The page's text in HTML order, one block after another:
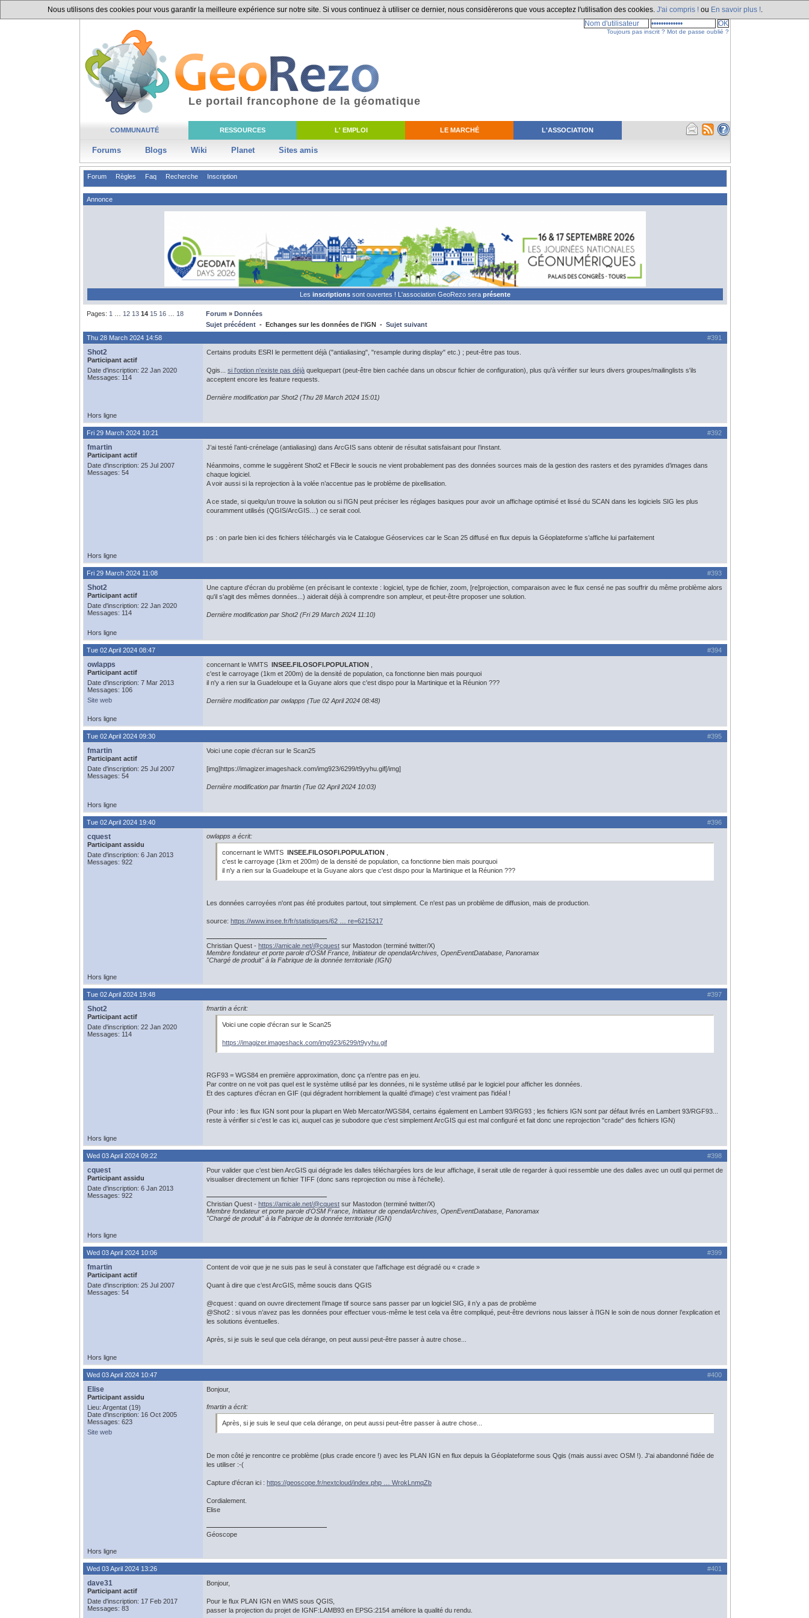
Nous utilisons des cookies pour vous garantir la meilleure expérience sur notre site. Si vous continuez à utiliser ce dernier, nous considèrerons que vous acceptez l'utilisation des cookies. J'ai compris ! ou En savoir plus !
COMMUNAUTÉ RESSOURCES L' EMPLOI LE MARCHÉ L'ASSOCIATION
Forums Blogs Wiki Planet Sites amis
Le portail francophone de la géomatique
Toujours pas inscrit ? Mot de passe oublié ?
Forum Règles Faq Recherche Inscription
Annonce
Les inscriptions sont ouvertes ! L'association GeoRezo sera présente
Pages: 1 12 13 14 15 16 18 Forum » Données
Sujet précédent - Echanges sur les données de l'IGN - Sujet suivant
#391
Thu 28 March 2024 14:58
Shot2
Participant actif
Date d'inscription: 22 Jan 2020
Messages: 114
Certains produits ESRI le permettent déjà ("antialiasing", "resample during display" etc.) ; peut-être pas tous.
Qgis... si l'option n'existe pas déjà quelquepart (peut-être bien cachée dans un obscur fichier de configuration), plus qu'à vérifier sur leurs divers groupes/mailinglists s'ils
acceptent encore les feature requests.
Dernière modification par Shot2 (Thu 28 March 2024 15:01)
Hors ligne
#392
Fri 29 March 2024 10:21
fmartin
Participant actif
Date d'inscription: 25 Jul 2007
Messages: 54
J’ai testé l’anti-crénelage (antialiasing) dans ArcGIS sans obtenir de résultat satisfaisant pour l’instant.
Néanmoins, comme le suggèrent Shot2 et FBecir le soucis ne vient probablement pas des données sources mais de la gestion des rasters et des pyramides d’images dans
chaque logiciel.
A voir aussi si la reprojection à la volée n’accentue pas le problème de pixellisation.
A ce stade, si quelqu’un trouve la solution ou si l’IGN peut préciser les réglages basiques pour avoir un affichage optimisé et lissé du SCAN dans les logiciels SIG les plus
couramment utilisés (QGIS/ArcGIS…) ce serait cool.
ps : on parle bien ici des fichiers téléchargés via le Catalogue Géoservices car le Scan 25 diffusé en flux depuis la Géoplateforme s’affiche lui parfaitement
Hors ligne
#393
Fri 29 March 2024 11:08
Shot2
Participant actif
Date d'inscription: 22 Jan 2020
Messages: 114
Une capture d'écran du problème (en précisant le contexte : logiciel, type de fichier, zoom, [re]projection, comparaison avec le flux censé ne pas souffrir du même problème alors
qu'il s'agit des mêmes données...) aiderait déjà à comprendre son ampleur, et peut-être proposer une solution.
Dernière modification par Shot2 (Fri 29 March 2024 11:10)
Hors ligne
#394
Tue 02 April 2024 08:47
owlapps
Participant actif
Date d'inscription: 7 Mar 2013
Messages: 106
Site web
concernant le WMTS INSEE.FILOSOFI.POPULATION
c'est le carroyage (1km et 200m) de la densité de population, ca fonctionne bien mais pourquoi
il n'y a rien sur la Guadeloupe et la Guyane alors que c'est dispo pour la Martinique et la Réunion ???
Dernière modification par owlapps (Tue 02 April 2024 08:48)
Hors ligne
#395
Tue 02 April 2024 09:30
fmartin
Participant actif
Date d'inscription: 25 Jul 2007
Messages: 54
Voici une copie d‘écran sur le Scan25
[img]https://imagizer.imageshack.com/img923/6299/t9yyhu.gif[/img]
Dernière modification par fmartin (Tue 02 April 2024 10:03)
Hors ligne
#396
Tue 02 April 2024 19:40
cquest
Participant assidu
Date d'inscription: 6 Jan 2013
Messages: 922
owlapps a écrit:
concernant le WMTS INSEE.FILOSOFI.POPULATION
c'est le carroyage (1km et 200m) de la densité de population, ca fonctionne bien mais pourquoi
il n'y a rien sur la Guadeloupe et la Guyane alors que c'est dispo pour la Martinique et la Réunion ???
Les données carroyées n'ont pas été produites partout, tout simplement. Ce n'est pas un problème de diffusion, mais de production.
source: https://www.insee.fr/fr/statistiques/62 … re=6215217
Christian Quest - https://amicale.net/@cquest sur Mastodon (terminé twitter/X)
Membre fondateur et porte parole d'OSM France, Initiateur de opendatArchives, OpenEventDatabase, Panoramax
"Chargé de produit" à la Fabrique de la donnée territoriale (IGN)
Hors ligne
#397
Tue 02 April 2024 19:48
Shot2
Participant actif
Date d'inscription: 22 Jan 2020
Messages: 114
fmartin a écrit:
Voici une copie d‘écran sur le Scan25
https://imagizer.imageshack.com/img923/6299/t9yyhu.gif
RGF93 = WGS84 en première approximation, donc ça n'entre pas en jeu.
Par contre on ne voit pas quel est le système utilisé par les données, ni le système utilisé par le logiciel pour afficher les données.
Et des captures d'écran en GIF (qui dégradent horriblement la qualité d'image) c'est vraiment pas l'idéal !
(Pour info : les flux IGN sont pour la plupart en Web Mercator/WGS84, certains également en Lambert 93/RG93 ; les fichiers IGN sont par défaut livrés en Lambert 93/RGF93...
reste à vérifier si c'est le cas ici, auquel cas je subodore que c'est simplement ArcGIS qui est mal configuré et fait donc une reprojection "crade" des fichiers IGN)
Hors ligne
#398
Wed 03 April 2024 09:22
cquest
Participant assidu
Date d'inscription: 6 Jan 2013
Messages: 922
Pour valider que c'est bien ArcGIS qui dégrade les dalles téléchargées lors de leur affichage, il serait utile de regarder à quoi ressemble une des dalles avec un outil qui permet de
visualiser directement un fichier TIFF (donc sans reprojection ou mise à l'échelle).
Christian Quest - https://amicale.net/@cquest sur Mastodon (terminé twitter/X)
Membre fondateur et porte parole d'OSM France, Initiateur de opendatArchives, OpenEventDatabase, Panoramax
"Chargé de produit" à la Fabrique de la donnée territoriale (IGN)
Hors ligne
#399
Wed 03 April 2024 10:06
fmartin
Participant actif
Date d'inscription: 25 Jul 2007
Messages: 54
Content de voir que je ne suis pas le seul à constater que l’affichage est dégradé ou « crade »
Quant à dire que c’est ArcGIS, même soucis dans QGIS
@cquest : quand on ouvre directement l’image tif source sans passer par un logiciel SIG, il n’y a pas de problème
@Shot2 : si vous n’avez pas les données pour effectuer vous-même le test cela va être compliqué, peut-être devrions nous laisser à l’IGN le soin de nous donner l’explication et
les solutions éventuelles.
Après, si je suis le seul que cela dérange, on peut aussi peut-être passer à autre chose...
Hors ligne
#400
Wed 03 April 2024 10:47
Elise
Participant assidu
Lieu: Argentat (19)
Date d'inscription: 16 Oct 2005
Messages: 623
Site web
Bonjour,
fmartin a écrit:
Après, si je suis le seul que cela dérange, on peut aussi peut-être passer à autre chose...
De mon côté je rencontre ce problème (plus crade encore !) avec les PLAN IGN en flux depuis la Géoplateforme sous Qgis (mais aussi avec OSM !). J'ai abandonné l'idée de
les utiliser :-(
Capture d'écran ici : https://geoscope.fr/nextcloud/index.php … WrokLnmqZb
Cordialement.
Elise
Géoscope
Hors ligne
#401
Wed 03 April 2024 13:26
dave31
Participant actif
Date d'inscription: 17 Feb 2017
Messages: 83
Bonjour,
Pour le flux PLAN IGN en WMS sous QGIS,
passer la projection du projet de IGNF:LAMB93 en EPSG:2154 améliore la qualité du rendu.